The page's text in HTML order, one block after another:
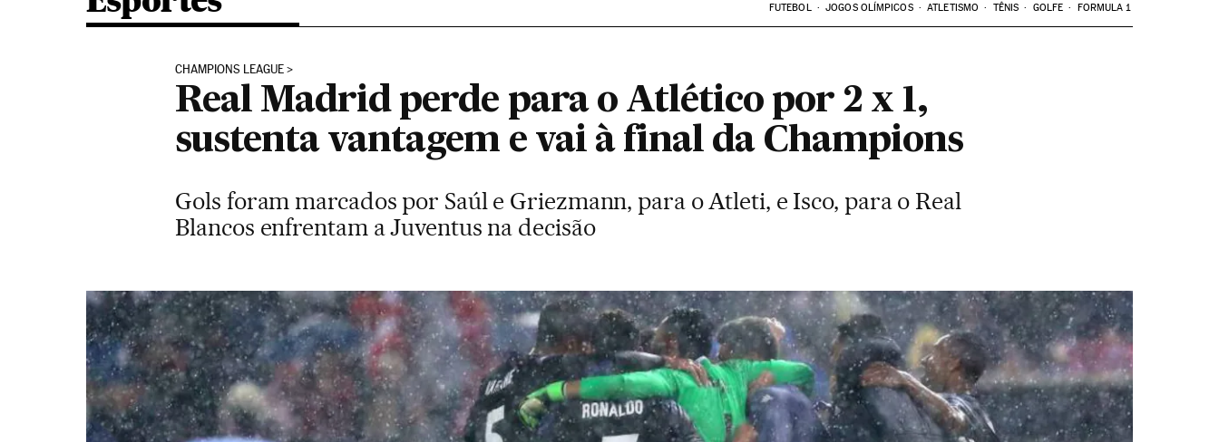
FUTEBOL JOGOS OLÍMPICOS ATLETISMO TÊNIS GOLFE FORMULA 1
CHAMPIONS LEAGUE
Real Madrid perde para o Atlético por 2 x 1,
sustenta vantagem e vai à final da Champions
Gols foram marcados por Saúl e Griezmann, para o Atleti, e Isco, para o Real
Blancos enfrentam a Juventus na decisão